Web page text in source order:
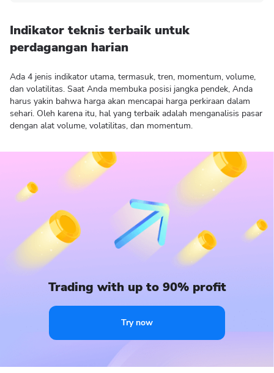
Indikator teknis terbaik untuk
perdagangan harian
Ada 4 jenis indikator utama, termasuk, tren, momentum, volume,
dan volatilitas. Saat Anda membuka posisi jangka pendek, Anda
harus yakin bahwa harga akan mencapai harga perkiraan dalam
sehari. Oleh karena itu, hal yang terbaik adalah menganalisis pasar
dengan alat volume, volatilitas, dan momentum.
Trading with up to 90% profit
Try now